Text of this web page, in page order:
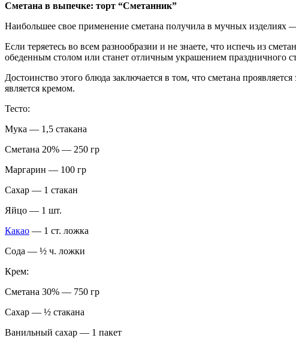
Сметана в выпечке: торт “Сметанник”
Наибольшее свое применение сметана получила в мучных изделиях
Если теряетесь во всем разнообразии и не знаете, что испечь из
обеденным столом или станет отличным украшением праздничного
Достоинство этого блюда заключается в том, что сметана
является кремом.
Тесто:
Мука — 1,5 стакана
Сметана 20% — 250 гр
Маргарин — 100 гр
Сахар — 1 стакан
Яйцо — 1 шт.
Какао — 1 ст. ложка
Сода — ½ ч. ложки
Крем:
Сметана 30% — 750 гр
Сахар — ½ стакана
Ванильный сахар — 1 пакет